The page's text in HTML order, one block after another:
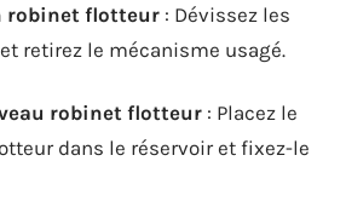
robinet flotteur : Dévissez les
retirez le mécanisme usagé.
robinet flotteur : Placez le
dans le réservoir et fixez-le